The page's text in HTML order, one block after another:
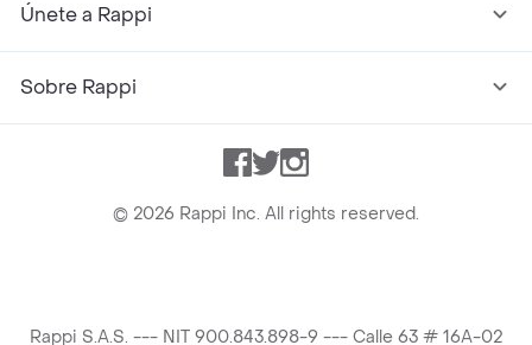
Únete a Rappi
Sobre Rappi
Facebook
TwitterInstagram
© 2026 Rappi Inc. All rights reserved.
Rappi S.A.S. --- NIT 900.843.898-9 --- Calle 63 # 16A-02